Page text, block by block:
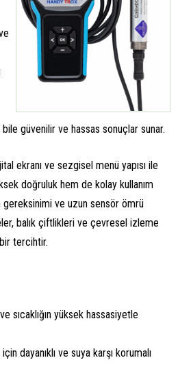
bile güvenilir ve hassas sonuçlar sunar.
ekranı ve sezgisel menü yapısı ile
doğruluk hem de kolay kullanım
gereksinimi ve uzun sensör ömrü
balık çiftlikleri ve çevresel izleme
tercihtir.
sıcaklığın yüksek hassasiyetle
dayanıklı ve suya karşı korumalı